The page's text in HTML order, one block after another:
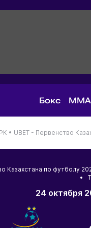
Бокс MMA
• UBET - Первенство
Казахстана по футболу
•
24 октября